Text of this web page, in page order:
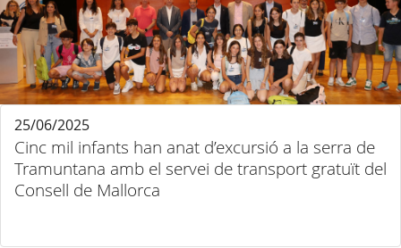
Cinc mil infants han anat d’excursió a la serra de
Tramuntana amb el servei de transport gratuït del
Consell de Mallorca
25/06/2025